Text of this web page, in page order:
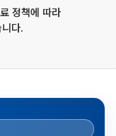
정책에 따라
다.